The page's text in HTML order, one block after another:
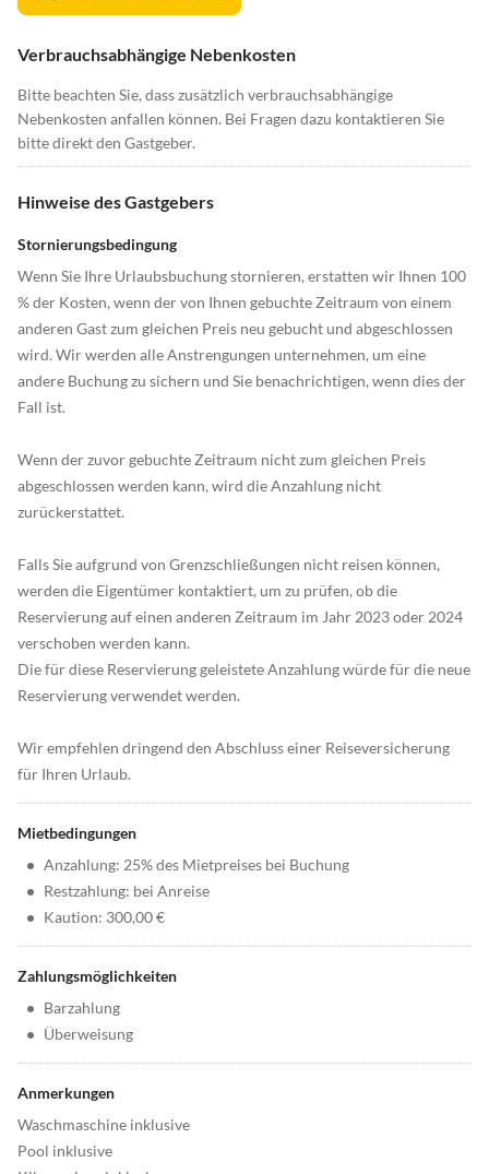
Verbrauchsabhängige Nebenkosten
Bitte beachten Sie, dass zusätzlich verbrauchsabhängige
Nebenkosten anfallen können. Bei Fragen dazu kontaktieren Sie
bitte direkt den Gastgeber.
Hinweise des Gastgebers
Stornierungsbedingung
Wenn Sie Ihre Urlaubsbuchung stornieren, erstatten wir Ihnen 100
% der Kosten, wenn der von Ihnen gebuchte Zeitraum von einem
anderen Gast zum gleichen Preis neu gebucht und abgeschlossen
wird. Wir werden alle Anstrengungen unternehmen, um eine
andere Buchung zu sichern und Sie benachrichtigen, wenn dies der
Fall ist.
Wenn der zuvor gebuchte Zeitraum nicht zum gleichen Preis
abgeschlossen werden kann, wird die Anzahlung nicht
zurückerstattet.
Falls Sie aufgrund von Grenzschließungen nicht reisen können,
werden die Eigentümer kontaktiert, um zu prüfen, ob die
Reservierung auf einen anderen Zeitraum im Jahr 2023 oder 2024
verschoben werden kann.
Die für diese Reservierung geleistete Anzahlung würde für die neue
Reservierung verwendet werden.
Wir empfehlen dringend den Abschluss einer Reiseversicherung
für Ihren Urlaub.
Mietbedingungen
• Anzahlung: 25% des Mietpreises bei Buchung
• Restzahlung: bei Anreise
• Kaution: 300,00 €
Zahlungsmöglichkeiten
• Barzahlung
• Überweisung
Anmerkungen
Waschmaschine inklusive
Pool inklusive